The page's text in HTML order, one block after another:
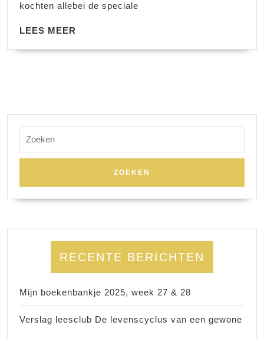
kochten allebei de speciale
LEES MEER
naar:
RECENTE BERICHTEN
Mijn boekenbankje 2025, week 27 & 28
Verslag leesclub De levenscyclus van een gewone